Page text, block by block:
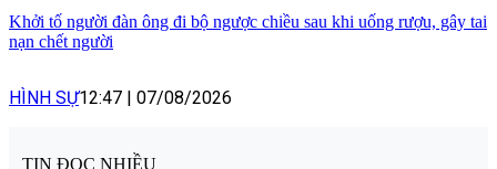
Khởi tố người đàn ông đi bộ ngược chiều sau khi uống rượu, gây tai
nạn chết người
HÌNH SỰ12:47 | 07/08/2026
TIN ĐỌC NHIỀU